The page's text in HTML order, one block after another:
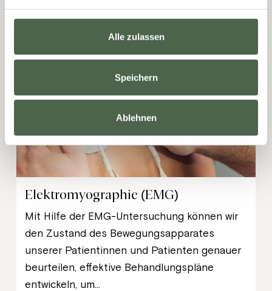
Alle zulassen
Speichern
Ablehnen
Mehr über Bewegungsanalyse
Elektromyographie (EMG)
Mit Hilfe der EMG-Untersuchung können wir
den Zustand des Bewegungsapparates
unserer Patientinnen und Patienten genauer
beurteilen, effektive Behandlungspläne
entwickeln, um...